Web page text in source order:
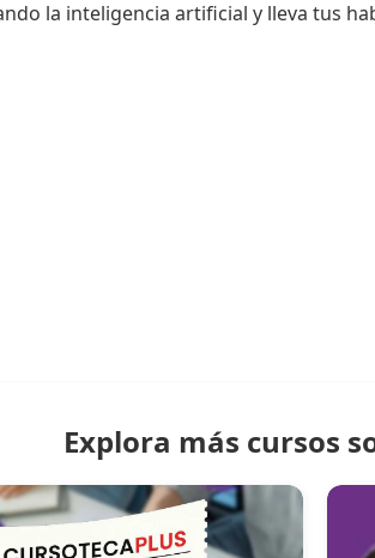
la inteligencia artificial y lleva tus
Explora más cursos